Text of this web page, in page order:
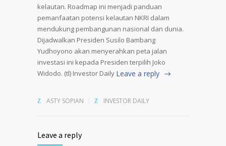
kelautan. Roadmap ini menjadi panduan
pemanfaatan potensi kelautan NKRI dalam
mendukung pembangunan nasional dan dunia.
Dijadwalkan Presiden Susilo Bambang
Yudhoyono akan menyerahkan peta jalan
investasi ini kepada Presiden terpilih Joko
Widodo. (tl) Investor Daily Leave a reply
ASTY SOPIAN INVESTOR DAILY
Leave a reply